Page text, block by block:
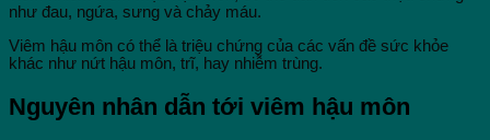
như đau, ngứa, sưng và chảy máu.
Viêm hậu môn có thể là triệu chứng của các vấn đề sức khỏe
khác như nứt hậu môn, trĩ, hay nhiễm trùng.
Nguyên nhân dẫn tới viêm hậu môn